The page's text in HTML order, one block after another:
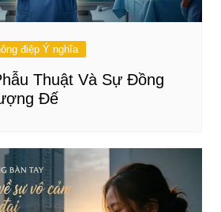
điệp Ý nghĩa
Thuật Và Sự Đồng
Đế